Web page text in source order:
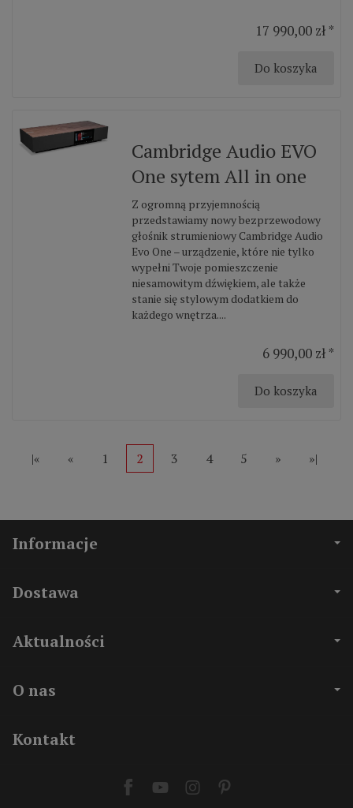
17 990,00 zł *
Do koszyka
Cambridge Audio EVO
One sytem All in one
Z ogromną przyjemnością
przedstawiamy nowy bezprzewodowy
głośnik strumieniowy Cambridge Audio
Evo One – urządzenie, które nie tylko
wypełni Twoje pomieszczenie
niesamowitym dźwiękiem, ale także
stanie się stylowym dodatkiem do
każdego wnętrza....
6 990,00 zł *
Do koszyka
|« « 1 2 3 4 5 » »|
Informacje
Dostawa
Aktualności
O nas
Kontakt